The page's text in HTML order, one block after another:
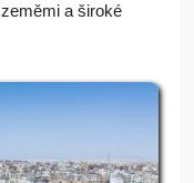
a široké